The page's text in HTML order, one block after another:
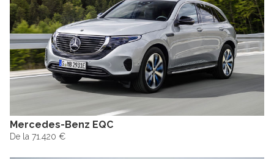
Mercedes-Benz EQC
De la 71.420 €